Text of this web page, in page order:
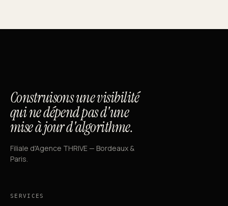
Construisons une visibilité
qui ne dépend pas d'une
mise à jour d'algorithme.
Filiale d'Agence THRIVE — Bordeaux &
Paris.
SERVICES